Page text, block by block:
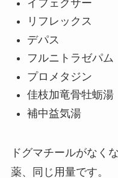
イフェクサー
リフレックス
デパス
フルニトラゼパム
プロメタジン
佳枝加竜骨牡蛎湯
補中益気湯
ドグマチールがなく
薬、同じ用量です。